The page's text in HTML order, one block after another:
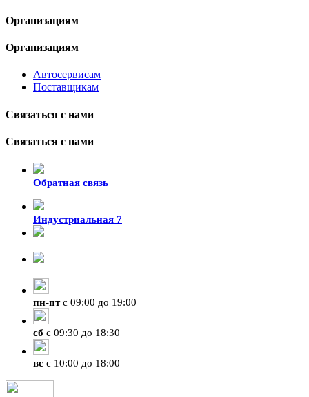
Организациям
Организациям
Автосервисам
Поставщикам
Связаться с нами
Связаться с нами
Обратная связь
Индустриальная 7
пн-птс 09:00 до 19:00
сб с 09:30 до 18:30
вс с 10:00 до 18:00